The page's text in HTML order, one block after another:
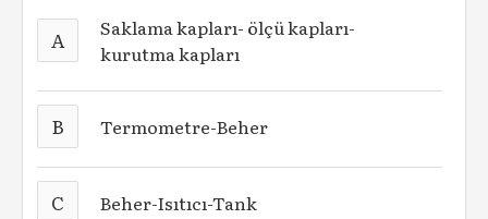
A
Saklama kapları- ölçü kapları-
kurutma kapları
B Termometre-Beher
C Beher-Isıtıcı-Tank